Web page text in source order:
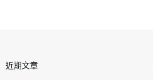
近期文章